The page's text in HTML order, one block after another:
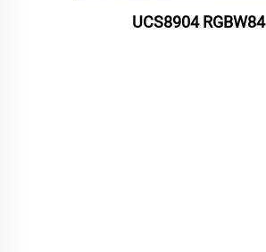
UCS8904 RGBW84